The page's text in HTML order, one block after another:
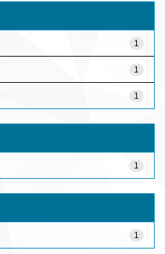
1
1
1
1
1